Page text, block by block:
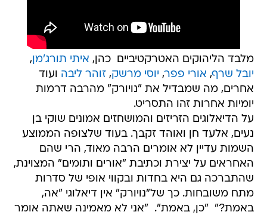
מלבד הליהוקים האטרקטיביים  כהן, איתי תורג'מן,
יובל שרף, אורי פפר, יוסי מרשק,זוהר ליבה ועוד
אחרים, מה שמבדיל את "נויורק" מהרבה דרמות
יומיות אחרות זהו התסריט.
על הדיאלוגים הזריזים והמושחזים אמונים שוקי בן
נעים, אלעד חן ואוהד זקבך. בעוד שלצופה הממוצע
השמות עדיין לא אומרים הרבה מאוד, הרי שהם
האחראים על יצירת וכתיבת "אורים ותומים" המצוינת,
שהתברכה גם היא בחדות ובקווי אופי של סדרות
מתח משובחות. כך של"נויורק" אין דיאלוגי "אה,
באמת?"  "כן, באמת".  "אני לא מאמינה שאתה אומר